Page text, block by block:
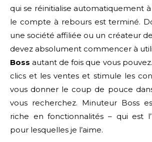
qui se réinitialise automatiquement
le compte à rebours est terminé.
une société affiliée ou un créateur
devez absolument commencer à
Boss autant de fois que vous
clics et les ventes et stimule les
vous donner le coup de pouce
vous recherchez. Minuteur Boss
riche en fonctionnalités – qui est
pour lesquelles je l’aime.